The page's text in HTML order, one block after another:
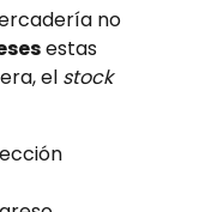
no
estas
el stock